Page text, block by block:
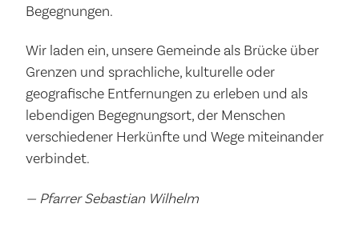
Begegnungen.
Wir laden ein, unsere Gemeinde als Brücke über
Grenzen und sprachliche, kulturelle oder
geografische Entfernungen zu erleben und als
lebendigen Begegnungsort, der Menschen
verschiedener Herkünfte und Wege miteinander
verbindet.
— Pfarrer Sebastian Wilhelm